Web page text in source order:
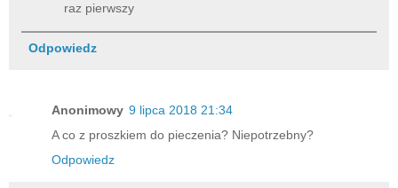
raz pierwszy
Odpowiedz
Anonimowy 9 lipca 2018 21:34
A co z proszkiem do pieczenia? Niepotrzebny?
Odpowiedz